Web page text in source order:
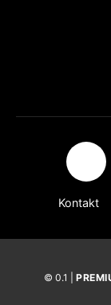
Kontakt
© 0.1 |